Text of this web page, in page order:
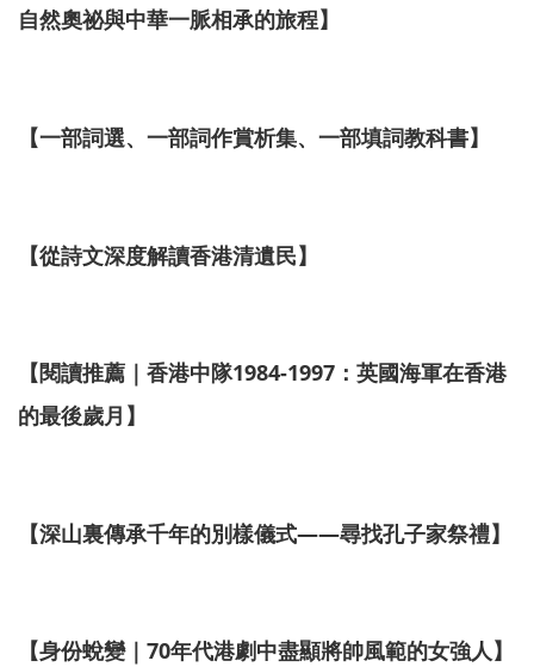
自然奧祕與中華一脈相承的旅程】
【一部詞選、一部詞作賞析集、一部填詞教科書】
【從詩文深度解讀香港清遺民】
【閱讀推薦｜香港中隊1984-1997：英國海軍在香港
的最後歲月】
【深山裏傳承千年的別樣儀式——尋找孔子家祭禮】
【身份蛻變｜70年代港劇中盡顯將帥風範的女強人】